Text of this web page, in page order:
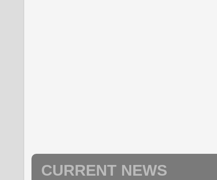
CURRENT NEWS